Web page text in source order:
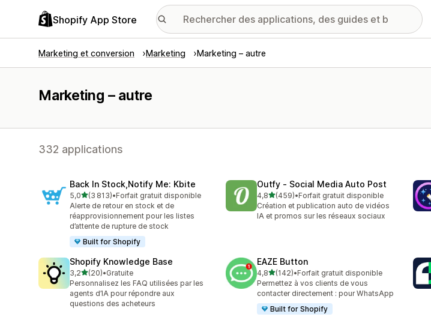
Shopify App Store
Marketing et conversion Marketing Marketing – autre
Marketing – autre
332 applications
Back In Stock,Notify Me: Kbite
5,0étoile(s) sur 5
(3 813)
3813 avis au total
•Forfait gratuit disponible
Alerte de retour en stock et de
réapprovisionnement pour les listes
d’attente de rupture de stock
Built for Shopify
Outfy ‑ Social Media Auto Post
4,8étoile(s) sur 5
(459)
459 avis au total
•Forfait gratuit disponible
Création et publication auto de vidéos
IA et promos sur les réseaux sociaux
Shopify Knowledge Base
3,2étoile(s) sur 5
(20)
20 avis au total
•Gratuite
Personnalisez les FAQ utilisées par les
agents d’IA pour répondre aux
questions des acheteurs
EAZE Button
4,8étoile(s) sur 5
(142)
142 avis au total
•Forfait gratuit disponible
Permettez à vos clients de vous
contacter directement : pour WhatsApp
Built for Shopify